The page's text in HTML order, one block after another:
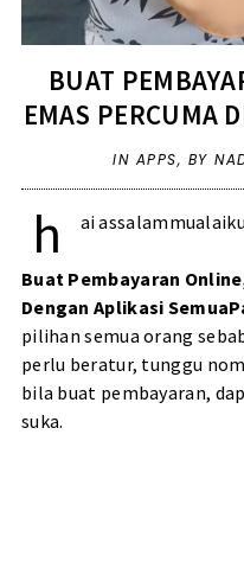
BUAT
EMAS PERCUMA
IN APPS, BY
h ai
Buat Pembayaran
Dengan Aplikasi
pilihan semua orang
perlu beratur, tunggu
bila buat pembayaran,
suka.